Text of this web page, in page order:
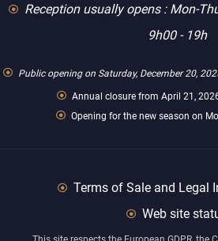
Reception usually opens : Mon-
9h00 - 19h
Public opening on Saturday, December 20,
Annual closure from April 21,
Opening for the new season on
Terms of Sale and Legal
Web site